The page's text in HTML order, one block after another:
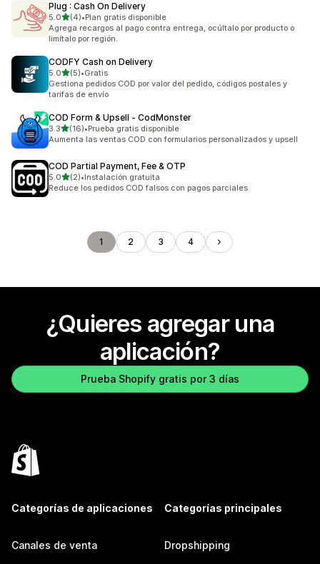
Plug : Cash On Delivery
5.0de 5 estrellas
(4)
4 reseñas en total
•Plan gratis disponible
Agrega recargos al pago contra entrega, ocúltalo por producto o
limítalo por región.
CODFY Cash on Delivery
5.0de 5 estrellas
(5)
5 reseñas en total
•Gratis
Gestiona pedidos COD por valor del pedido, códigos postales y
tarifas de envío
COD Form & Upsell ‑ CodMonster
3.3de 5 estrellas
(16)
16 reseñas en total
•Prueba gratis disponible
Aumenta las ventas COD con formularios personalizados y upsell
COD Partial Payment, Fee & OTP
5.0de 5 estrellas
(2)
2 reseñas en total
•Instalación gratuita
Reduce los pedidos COD falsos con pagos parciales
1 2 3 4
¿Quieres agregar una
aplicación?
Prueba Shopify gratis por 3 días
Categorías de aplicaciones
Canales de venta
Categorías principales
Dropshipping